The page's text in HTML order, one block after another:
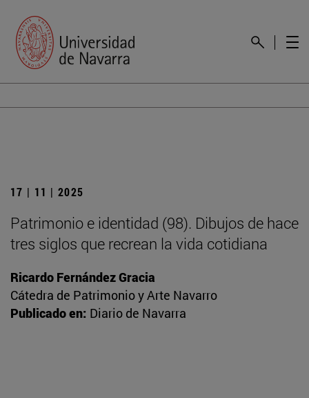
17 | 11 | 2025
Patrimonio e identidad (98). Dibujos de hace
tres siglos que recrean la vida cotidiana
Ricardo Fernández Gracia
Cátedra de Patrimonio y Arte Navarro
Publicado en: Diario de Navarra